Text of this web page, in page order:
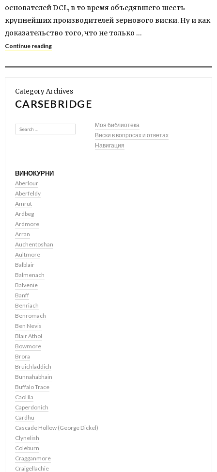
основателей DCL, в то время объедявшего шесть
крупнейших производителей зернового виски. Ну и как
доказательство того, что не только …
Continue reading
Category Archives
CARSEBRIDGE
Search
Моя библиотека
Виски в вопросах и ответах
Навигация
ВИНОКУРНИ
Aberlour
Aberfeldy
Amrut
Ardbeg
Ardmore
Arran
Auchentoshan
Aultmore
Balblair
Balmenach
Balvenie
Banff
Benriach
Benromach
Ben Nevis
Blair Athol
Bowmore
Brora
Bruichladdich
Bunnahabhain
Buffalo Trace
Caol Ila
Caperdonich
Cardhu
Cascade Hollow (George Dickel)
Clynelish
Coleburn
Cragganmore
Craigellachie